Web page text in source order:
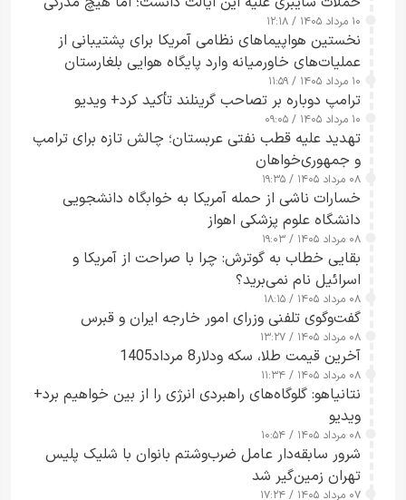
ارائه نکرد
۱۰ مرداد ۱۴۰۵ / ۱۲:۱۸
نخستین هواپیماهای نظامی آمریکا برای پشتیبانی از
عملیات‌های خاورمیانه وارد پایگاه هوایی بلغارستان
شدند
۱۰ مرداد ۱۴۰۵ / ۱۱:۵۹
ترامپ دوباره بر تصاحب گرینلند تأکید کرد+ ویدیو
۱۰ مرداد ۱۴۰۵ / ۰۹:۰۵
تهدید علیه قطب نفتی عربستان؛ چالش تازه برای ترامپ
و جمهوری‌خواهان
۰۸ مرداد ۱۴۰۵ / ۱۹:۳۵
خسارات ناشی از حمله آمریکا به خوابگاه دانشجویی
دانشگاه علوم پزشکی اهواز
۰۸ مرداد ۱۴۰۵ / ۱۹:۰۳
بقایی خطاب به گوترش: چرا با صراحت از آمریکا و
اسرائیل نام نمی‌برید؟
۰۸ مرداد ۱۴۰۵ / ۱۸:۱۵
گفت‌وگوی تلفنی وزرای امور خارجه ایران و قبرس
۰۸ مرداد ۱۴۰۵ / ۱۳:۲۷
آخرین قیمت طلا، سکه ودلار8 مرداد1405
۰۸ مرداد ۱۴۰۵ / ۱۱:۳۴
نتانیاهو: گلوگاه‌های راهبردی انرژی را از بین خواهیم برد+
ویدیو
۰۸ مرداد ۱۴۰۵ / ۱۰:۵۴
شرور سابقه‌دار عامل ضرب‌وشتم بانوان با شلیک پلیس
تهران زمین‌گیر شد
۰۷ مرداد ۱۴۰۵ / ۱۷:۲۴